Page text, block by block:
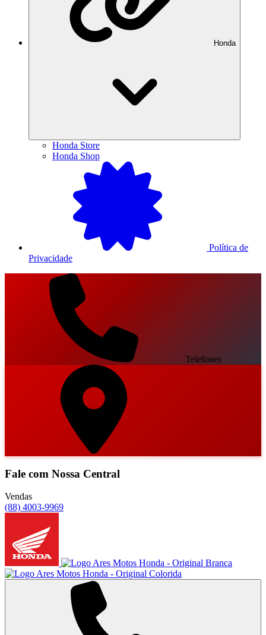
Honda
Honda Store
Honda Shop
Política de
Privacidade
Telefones
Fale com Nossa Central
Vendas
(88) 4003-9969